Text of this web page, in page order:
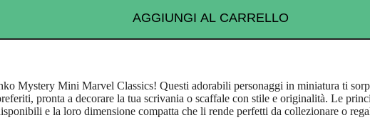
AGGIUNGI AL CARRELLO
Mystery Mini Marvel Classics! Questi adorabili personaggi in miniatura ti
pronta a decorare la tua scrivania o scaffale con stile e originalità. Le
e la loro dimensione compatta che li rende perfetti da collezionare o